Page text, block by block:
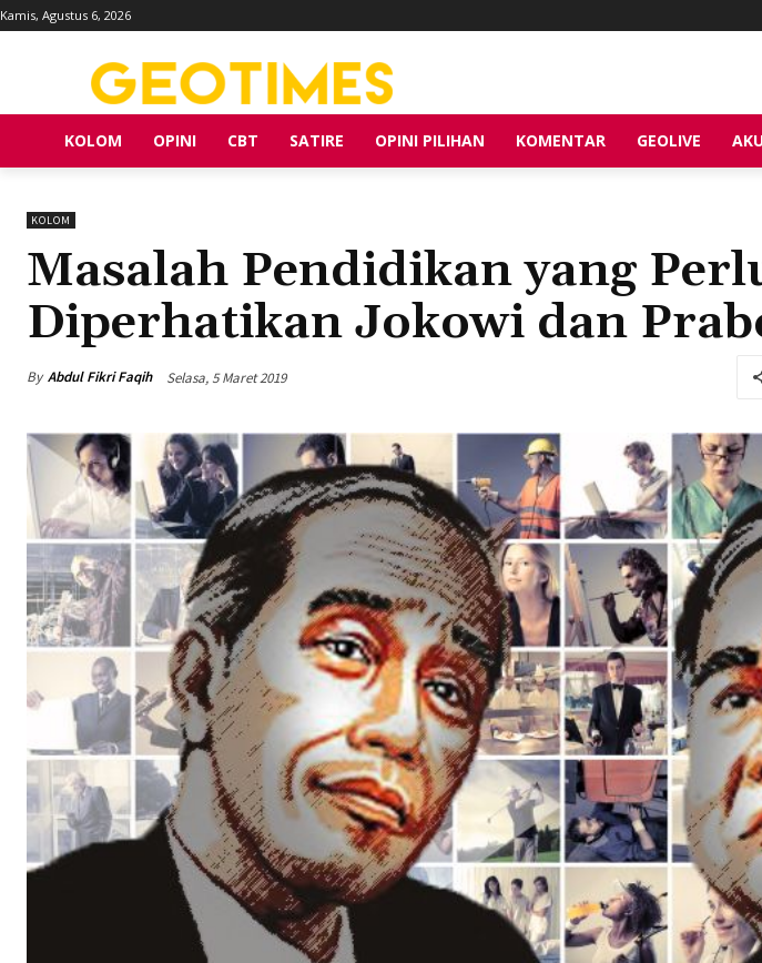
Kamis, Agustus 6, 2026
KOLOM OPINI CBT SATIRE OPINI PILIHAN KOMENTAR GEOLIVE
KOLOM
Masalah Pendidikan yang
Diperhatikan Jokowi dan
By Abdul Fikri Faqih Selasa, 5 Maret 2019